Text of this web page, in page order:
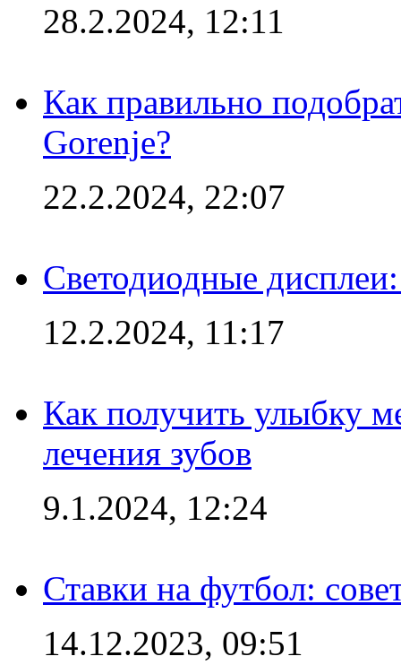
28.2.2024, 12:11
Как правильно
Gorenje?
22.2.2024, 22:07
Светодиодные
12.2.2024, 11:17
Как получить улыбку
лечения зубов
9.1.2024, 12:24
Ставки на футбол:
14.12.2023, 09:51